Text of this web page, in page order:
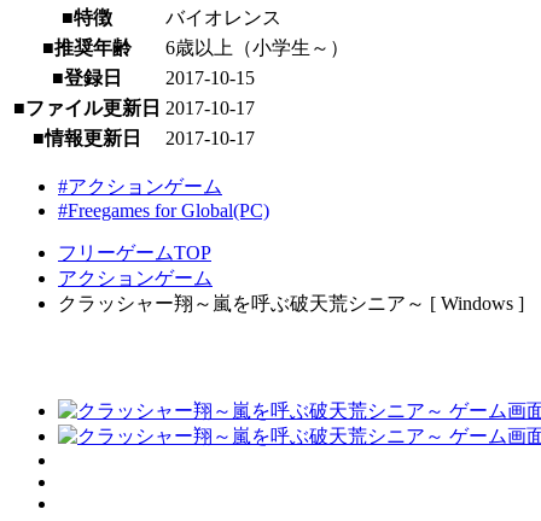
■特徴
バイオレンス
■推奨年齢
6歳以上（小学生～）
■登録日
2017-10-15
■ファイル更新日 2017-10-17
■情報更新日
2017-10-17
#アクションゲーム
#Freegames for Global(PC)
フリーゲームTOP
アクションゲーム
クラッシャー翔～嵐を呼ぶ破天荒シニア～ [ Windows ]